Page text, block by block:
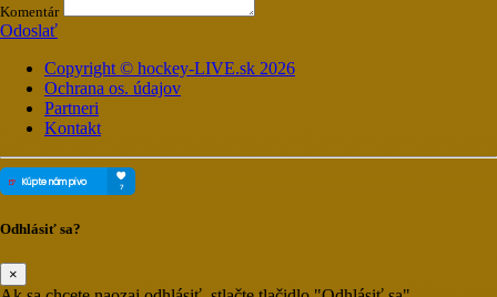
Komentár
Odoslať
Copyright © hockey-LIVE.sk 2026
Ochrana os. údajov
Partneri
Kontakt
Odhlásiť sa?
×